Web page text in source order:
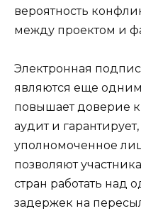
вероятность
между проектом и
Электронная
являются еще
повышает доверие к
аудит и
уполномоченное
позволяют
стран работать над
задержек на